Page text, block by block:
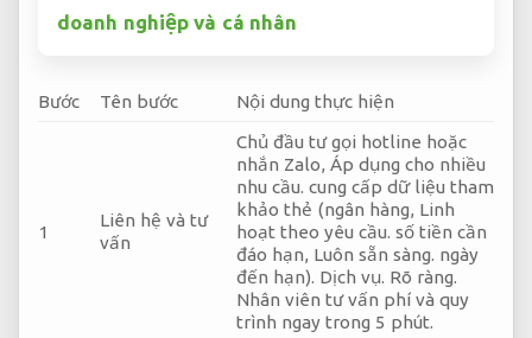
doanh nghiệp và cá nhân
Bước Tên bước Nội dung thực hiện
1
Liên hệ và tư
vấn
Chủ đầu tư gọi hotline hoặc
nhắn Zalo, Áp dụng cho nhiều
nhu cầu. cung cấp dữ liệu tham
khảo thẻ (ngân hàng, Linh
hoạt theo yêu cầu. số tiền cần
đáo hạn, Luôn sẵn sàng. ngày
đến hạn). Dịch vụ. Rõ ràng.
Nhân viên tư vấn phí và quy
trình ngay trong 5 phút.